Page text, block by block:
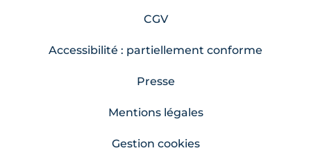
CGV
Accessibilité : partiellement conforme
Presse
Mentions légales
Gestion cookies